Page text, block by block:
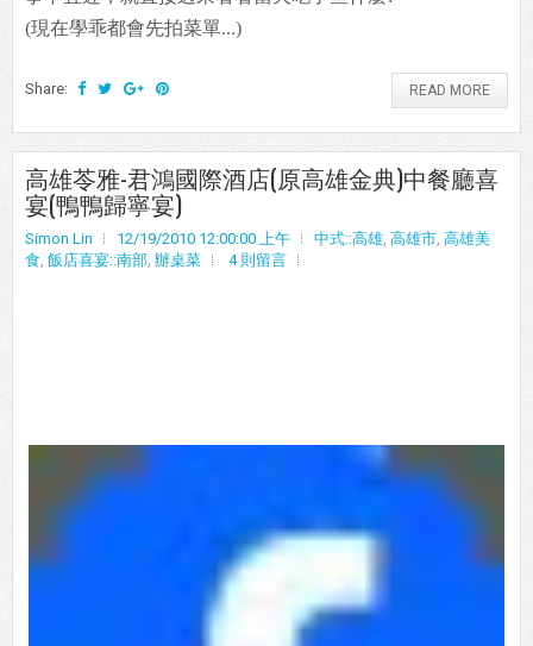
(現在學乖都會先拍菜單...)
Share: READ MORE
高雄苓雅-君鴻國際酒店(原高雄金典)中餐廳喜
宴(鴨鴨歸寧宴)
Simon Lin 12/19/2010 12:00:00 上午 中式::高雄, 高雄市, 高雄美
食, 飯店喜宴::南部, 辦桌菜 4 則留言